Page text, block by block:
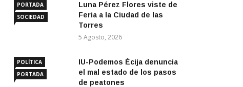
PORTADA
SOCIEDAD
Luna Pérez Flores viste de
Feria a la Ciudad de las
Torres
5 Agosto, 2026
POLÍTICA
PORTADA
IU-Podemos Écija denuncia
el mal estado de los pasos
de peatones